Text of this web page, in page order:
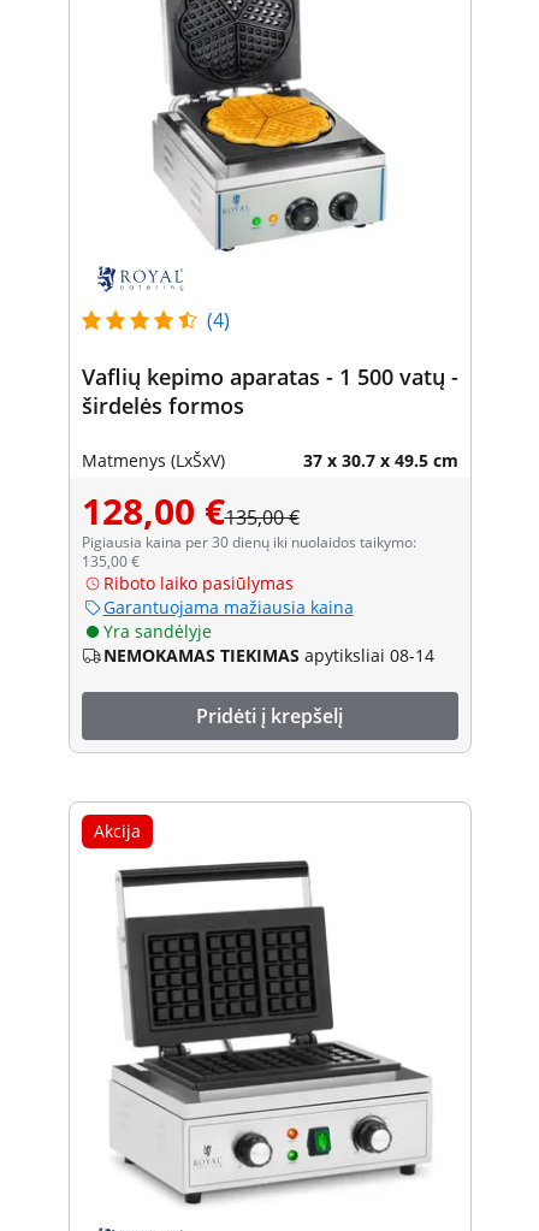
(4)
Vaflių kepimo aparatas - 1 500 vatų -
širdelės formos
Matmenys (LxŠxV) 37 x 30.7 x 49.5 cm
128,00 €135,00 €
Pigiausia kaina per 30 dienų iki nuolaidos taikymo:
135,00 €
Riboto laiko pasiūlymas
Garantuojama mažiausia kaina
Yra sandėlyje
NEMOKAMAS TIEKIMAS apytiksliai 08-14
Pridėti į krepšelį
Akcija